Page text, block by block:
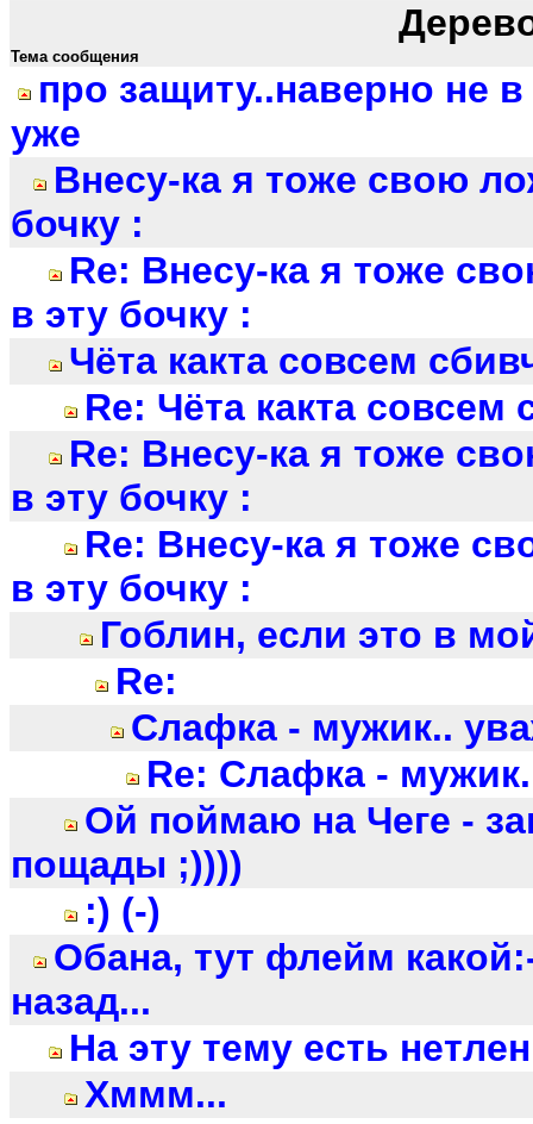
Тема сообщения
про защиту..наверно не
уже
Внесу-ка я тоже свою
бочку :
Re: Внесу-ка я тоже
в эту бочку :
Чёта какта совсем
Re: Чёта какта совсем
Re: Внесу-ка я тоже
в эту бочку :
Re: Внесу-ка я тоже
в эту бочку :
Гоблин, если это в
Re:
Слафка - мужик..
Re: Слафка -
Ой поймаю на Чеге -
пощады ;))))
:) (-)
Обана, тут флейм
назад...
На эту тему есть
Хммм...